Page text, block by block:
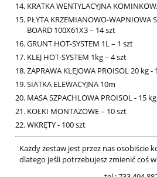
KRATKA WENTYLACYJNA
PŁYTA KRZEMIANOWO-WAPNIOWA
BOARD 100X61X3 – 14 szt
GRUNT HOT-SYSTEM 1L – 1 szt
KLEJ HOT-SYSTEM 1kg – 4 szt
ZAPRAWA KLEJOWA PROISOL 20 kg -
SIATKA ELEWACYJNA 10m
MASA SZPACHLOWA PROISOL - 15
KOŁKI MONTAŻOWE – 10 szt
WKRĘTY - 100 szt
Każdy zestaw jest przez nas osobiście
dlatego jeśli potrzebujesz zmienić coś